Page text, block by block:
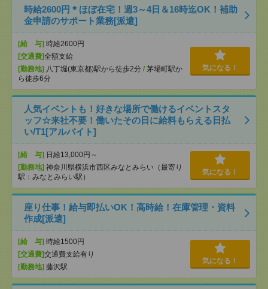
時給2600円＊ほぼ在宅！週3～4日＆16時迄OK！補助
金申請のサポート業務[派遣]
[給 与] 時給2600円
[交通費]全額支給
[勤務地] 八丁堀(東京都)駅から徒歩2分 / 茅場町駅か
ら徒歩6分
気になる！
人気イベントも！好きな場所で働けるイベントスタ
ッフ☆来社不要！働いたその日に給料もらえる日払
い/T1[アルバイト]
[給 与] 日給13,000円～
[勤務地] 神奈川県横浜市西区みなとみらい（最寄り
駅：みなとみらい駅）
気になる！
座り仕事！給与即払いOK！高時給！在庫管理・資料
作成[派遣]
[給 与] 時給1500円
[交通費]交通費支給有り
[勤務地] 藤沢駅
気になる！